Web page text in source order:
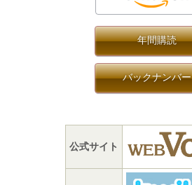
年間購読
バックナンバー
公式サイト